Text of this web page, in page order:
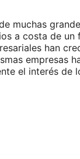
muchas
a costa de
han
empresas
el interés de